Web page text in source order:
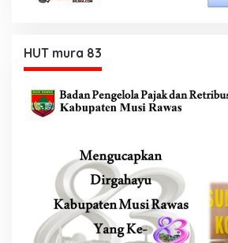
HUT mura 83